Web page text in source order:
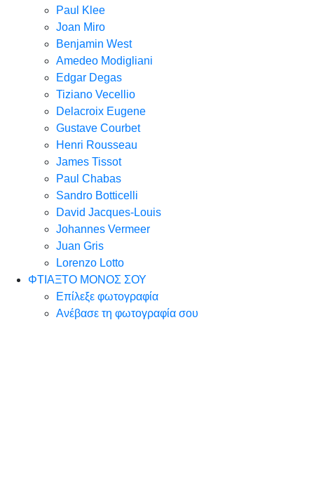
Paul Klee
Joan Miro
Benjamin West
Amedeo Modigliani
Edgar Degas
Tiziano Vecellio
Delacroix Eugene
Gustave Courbet
Henri Rousseau
James Tissot
Paul Chabas
Sandro Botticelli
David Jacques-Louis
Johannes Vermeer
Juan Gris
Lorenzo Lotto
ΦΤΙΑΞΤΟ ΜΟΝΟΣ ΣΟΥ
Επίλεξε φωτογραφία
Ανέβασε τη φωτογραφία σου